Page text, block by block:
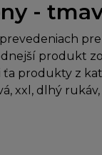
-
produkt
ťa produkty z
xxl, dlhý